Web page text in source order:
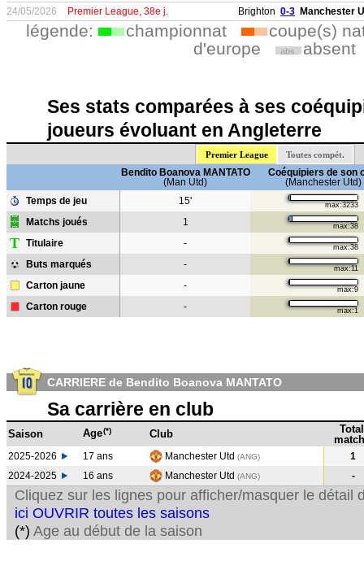
24/05/2026
Premier League, 38e j. Brighton 0-3 Manchester
légende: championnat
coupe(s)
d'europe
abs. absent
Ses stats comparées à ses
joueurs évoluant en Angleterre
Premier League Toutes compét.
Bendito Boanova MANTATO
(Man Utd)
Coéquipiers de son
(Manchester Utd)
Temps de jeu
15' max:3233
Matchs joués 1 max:38
T Titulaire - max:38
Buts marqués - max:11
Carton jaune - max:9
Carton rouge - max:1
CARRIERE de Bendito Boanova MANTATO
Sa carrière en club
Saison Age(*) Club
Total
2025-2026 17 ans Manchester Utd (ANG)
1
2024-2025
16 ans Manchester Utd (ANG) -
Cliquez sur les lignes pour afficher/masquer le détail
ici OUVRIR toutes les saisons
(*) Age au début de la saison